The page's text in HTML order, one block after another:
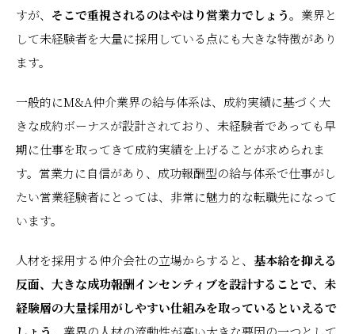
すが、 そこで重視されるのはやはり営業力でしょう。 業界と
して未経験者を大量に採用している点にも大きな特徴があり
ます。
一般的にM&A仲介業界の給与体系は、成約実績に基づく大
きな成約ボーナスが設計されており、未経験者であっても早
期に仕事を取ってきて成約実績を上げることが求められま
す。営業力に自信があり、成功報酬型の給与体系で仕事がし
たい営業経験者にとっては、非常に魅力的な転職先になって
います。
人材を採用する仲介会社の立場からすると、 基本給を抑える
反面、大きな成功報酬インセンティブを設計することで、未
経験層の大量採用がしやすい仕組みを取っているといえるで